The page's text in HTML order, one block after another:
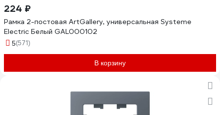
224 ₽
Рамка 2-постовая ArtGallery, универсальная Systeme
Electric Белый GAL000102
5(571)
В корзину